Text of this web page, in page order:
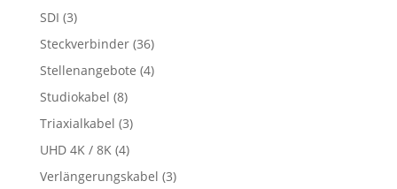
SDI (3)
Steckverbinder(36)
Stellenangebote (4)
Studiokabel (8)
Triaxialkabel (3)
UHD 4K / 8K (4)
Verlängerungskabel (3)